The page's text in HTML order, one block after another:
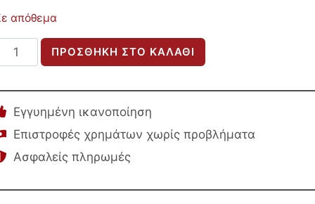
απόθεμα
ΠΡΟΣΘΉΚΗ ΣΤΟ ΚΑΛΆΘΙ
Εγγυημένη ικανοποίηση
Επιστροφές χρημάτων χωρίς προβλήματα
Ασφαλείς πληρωμές